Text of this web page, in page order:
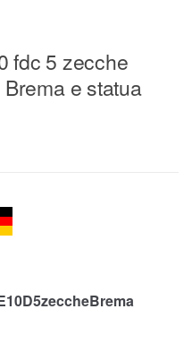
fdc 5 zecche
e statua